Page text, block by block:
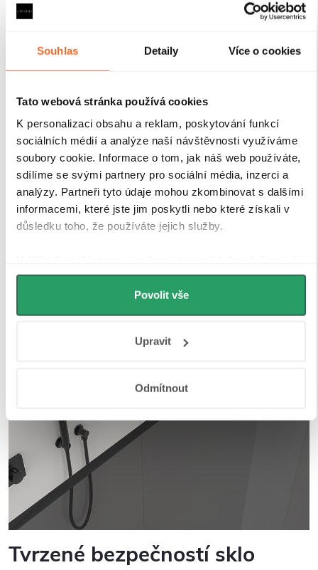
Souhlas Detaily Více o cookies
Tato webová stránka používá cookies
K personalizaci obsahu a reklam, poskytování funkcí
sociálních médií a analýze naší návštěvnosti využíváme
soubory cookie. Informace o tom, jak náš web používáte,
sdílíme se svými partnery pro sociální média, inzerci a
analýzy. Partneři tyto údaje mohou zkombinovat s dalšími
informacemi, které jste jim poskytli nebo které získali v
důsledku toho, že používáte jejich služby.
můžeme používat cookies pro analytiku a
personalizovanou reklamu. Jak Google zpracovává
osobní údaje najdete na stránkách
Povolit vše
Upravit
Odmítnout
každodenním používání v náročném koupelnovém
prostředí..
Tvrzené bezpečností sklo